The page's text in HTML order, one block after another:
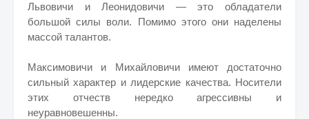
Львовичи и Леонидовичи — это обладатели
большой силы воли. Помимо этого они наделены
массой талантов.
Максимовичи и Михайловичи имеют достаточно
сильный характер и лидерские качества. Носители
этих отчеств нередко агрессивны и
неуравновешенны.